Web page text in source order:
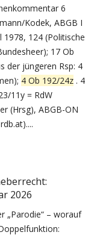
6
Kodek, ABGB I
1978, 124 (Politische
17 Ob
der jüngeren Rsp: 4
4 Ob 192/24z . 4
11y = RdW
(Hrsg), ABGB-ON
2026
„Parodie“ – worauf